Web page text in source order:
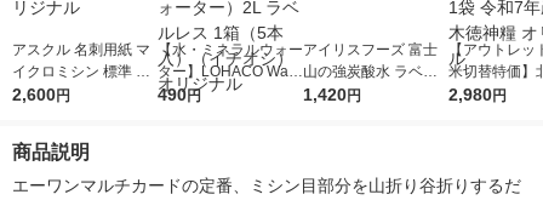
アスクル 名刺用紙 マ
イクロミシン 標準 10
0枚 1袋(100シート入)
2,600円
【水・ミネラルウォー
ター】LOHACO Wate
r（ロハコウォータ
490円
アイリスフーズ 富士
山の強炭酸水 ラベル
レス 500ml 1箱（24
1,420円
【アウトレッ
米切替特価】
ななつぼし 無
2,980円
商品説明
エーワンマルチカードの定番、ミシン目部分を山折り谷折りするだ